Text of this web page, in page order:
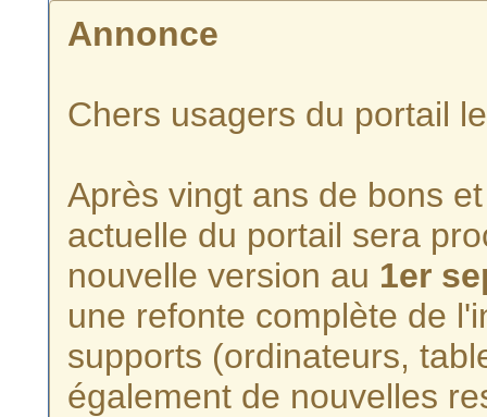
Annonce
Chers usagers du portail
Après vingt ans de bons
actuelle du portail sera
nouvelle version au 1er
une refonte complète de
supports (ordinateurs,
également de nouvelles